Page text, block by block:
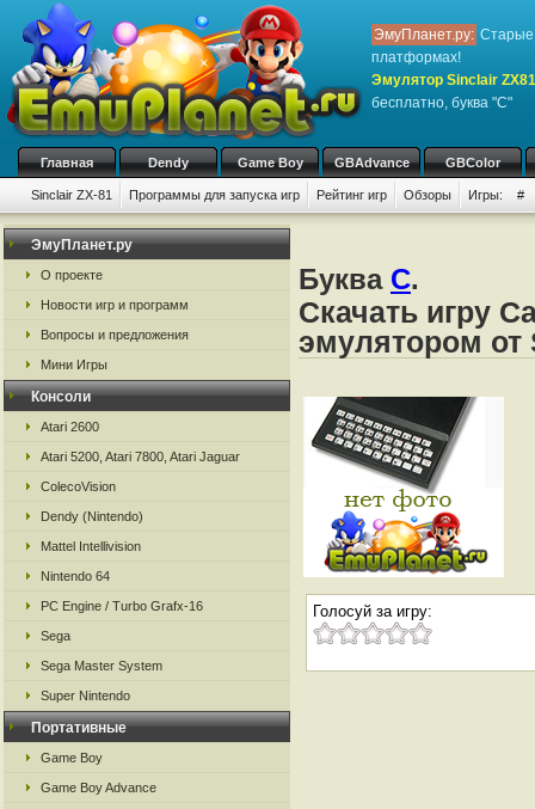
ЭмуПланет.ру: Старые
платформах!
Эмулятор Sinclair ZX81
бесплатно, буква "C"
Главная Dendy Game Boy GBAdvance GBColor
Sinclair ZX-81 Программы для запуска игр Рейтинг игр Обзоры Игры: #
ЭмуПланет.ру
О проекте
Новости игр и программ
Вопросы и предложения
Мини Игры
Консоли
Atari 2600
Atari 5200, Atari 7800, Atari Jaguar
ColecoVision
Dendy (Nintendo)
Mattel Intellivision
Nintendo 64
PC Engine / Turbo Grafx-16
Sega
Sega Master System
Super Nintendo
Портативные
Game Boy
Game Boy Advance
Буква C.
Скачать игру
эмулятором от
Голосуй за игру: